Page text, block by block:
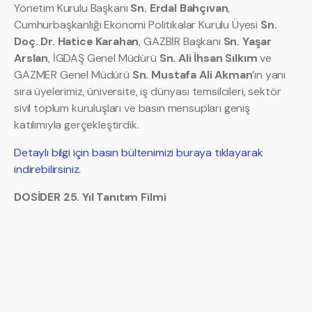
Yönetim Kurulu Başkanı Sn. Erdal Bahçıvan,
Cumhurbaşkanlığı Ekonomi Politikalar Kurulu Üyesi Sn.
Doç. Dr. Hatice Karahan, GAZBİR Başkanı Sn. Yaşar
Arslan, İGDAŞ Genel Müdürü Sn. Ali İhsan Sılkımve
GAZMER Genel Müdürü Sn. Mustafa Ali Akman’ın yanı
sıra üyelerimiz, üniversite, iş dünyası temsilcileri, sektör
sivil toplum kuruluşları ve basın mensupları geniş
katılımıyla gerçekleştirdik.
Detaylı bilgi için basın bültenimizi buraya tıklayarak
indirebilirsiniz.
DOSİDER 25. Yıl Tanıtım Filmi